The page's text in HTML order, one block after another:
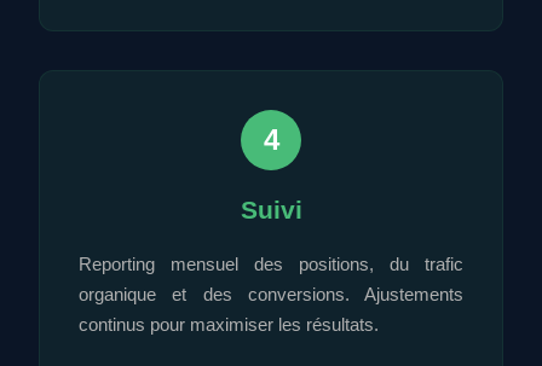
4
Suivi
Reporting mensuel des positions, du trafic
organique et des conversions. Ajustements
continus pour maximiser les résultats.